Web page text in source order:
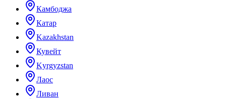
Камбоджа
Катар
Kazakhstan
Кувейт
Kyrgyzstan
Лаос
Ливан